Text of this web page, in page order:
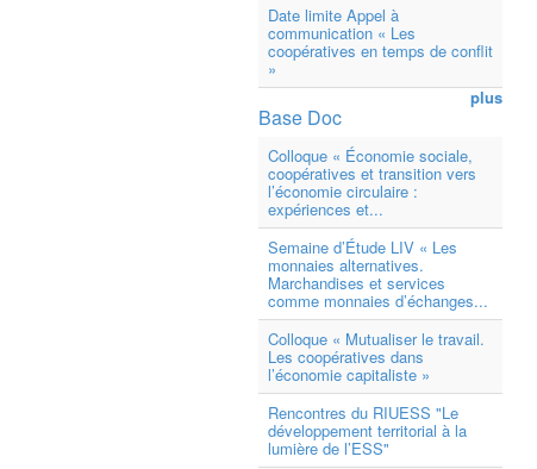
Date limite Appel à
communication « Les
coopératives en temps de conflit
»
plus
Base Doc
Colloque « Économie sociale,
coopératives et transition vers
l’économie circulaire :
expériences et...
Semaine d’Étude LIV « Les
monnaies alternatives.
Marchandises et services
comme monnaies d’échanges...
Colloque « Mutualiser le travail.
Les coopératives dans
l’économie capitaliste »
Rencontres du RIUESS "Le
développement territorial à la
lumière de l’ESS"